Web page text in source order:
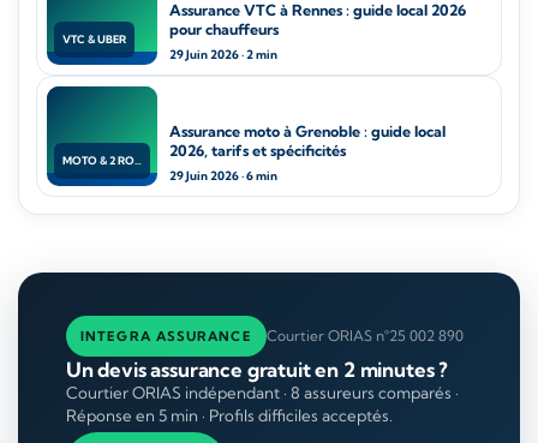
VTC & UBER
Assurance VTC à Rennes : guide local 2026
pour chauffeurs
29 Juin 2026 · 2 min
Assurance moto à Grenoble : guide local
2026, tarifs et spécificités
29 Juin 2026 · 6 min
INTEGRA ASSURANCE Courtier ORIAS n°25 002 890
Un devis assurance gratuit en 2 minutes ?
Courtier ORIAS indépendant · 8 assureurs comparés ·
Réponse en 5 min · Profils difficiles acceptés.